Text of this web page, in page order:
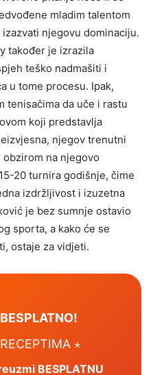
mladim talentom
njegovu dominaciju.
također je izrazila
teško nadmašiti i
u tome procesu. Ipak,
tenisačima da uče i rastu
koji predstavlja
njegov trenutni
na njegovo
20 turnira godišnje, čime
izdržljivost i izuzetna
je bez sumnje ostavio
sporta, a kako će se
ostaje za vidjeti.
⋆
BESPLATNU